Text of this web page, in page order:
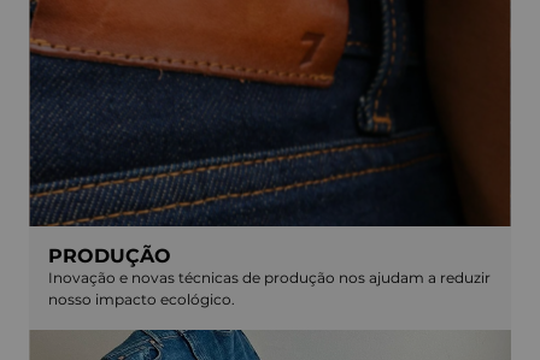
PRODUÇÃO
Inovação e novas técnicas de produção nos ajudam a reduzir
nosso impacto ecológico.